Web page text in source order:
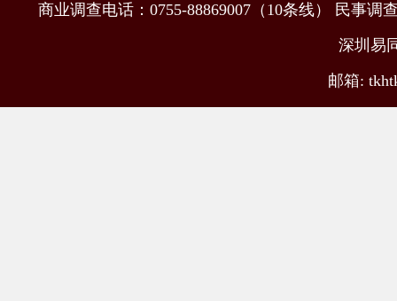
商业调查电话：0755-88869007（10条线） 民事调
深圳易
邮箱: